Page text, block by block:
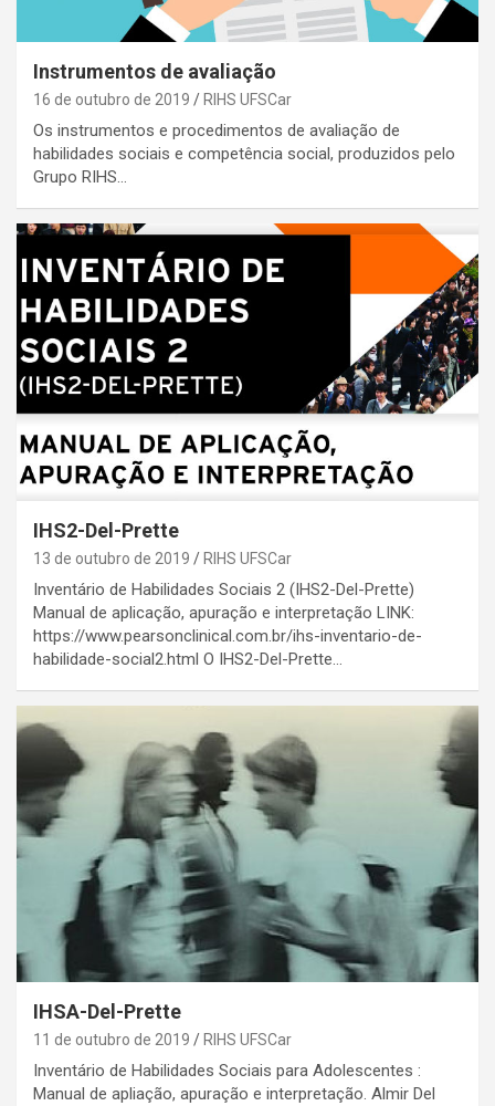
Instrumentos de avaliação
16 de outubro de 2019 RIHS UFSCar
Os instrumentos e procedimentos de avaliação de
habilidades sociais e competência social, produzidos pelo
Grupo RIHS…
IHS2-Del-Prette
13 de outubro de 2019 RIHS UFSCar
Inventário de Habilidades Sociais 2 (IHS2-Del-Prette)
Manual de aplicação, apuração e interpretação LINK:
https://www.pearsonclinical.com.br/ihs-inventario-de-
habilidade-social2.html O IHS2-Del-Prette…
IHSA-Del-Prette
11 de outubro de 2019 RIHS UFSCar
Inventário de Habilidades Sociais para Adolescentes :
Manual de apliação, apuração e interpretação. Almir Del